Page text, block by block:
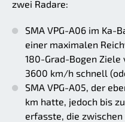
zwei Radare:
SMA VPG-A06 im Ka-
einer maximalen
180-Grad-Bogen
3600 km/h schnell
SMA VPG-A05, der
km hatte, jedoch bis
erfasste, die